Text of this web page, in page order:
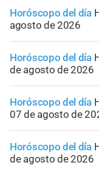
Horóscopo del día
agosto de 2026
Horóscopo del día
de agosto de 2026
Horóscopo del día
07 de agosto de
Horóscopo del día
de agosto de 2026